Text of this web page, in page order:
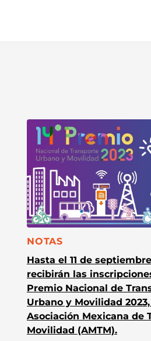
CATEGORÍA:
NOTAS
Hasta el 11 de
recibirán las
Premio Nacional de
Urbano y Movilidad
Asociación Mexicana de
Movilidad (AMTM).